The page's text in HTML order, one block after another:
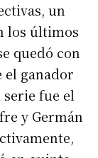
un
los últimos
quedó con
el ganador
fue el
y Germán